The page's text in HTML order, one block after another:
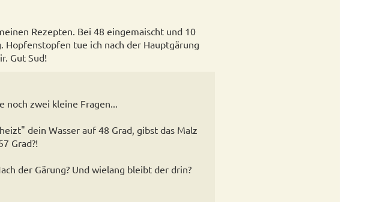
Rezepten. Bei 48 eingemaischt und 10
Hopfenstopfen tue ich nach der Hauptgärung
Gut Sud!
zwei kleine Fragen...
dein Wasser auf 48 Grad, gibst das Malz
Grad?!
der Gärung? Und wielang bleibt der drin?